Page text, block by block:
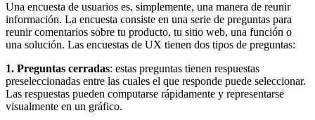
Una encuesta de usuarios es, simplemente, una manera de reunir
información. La encuesta consiste en una serie de preguntas para
reunir comentarios sobre tu producto, tu sitio web, una función o
una solución. Las encuestas de UX tienen dos tipos de preguntas:
1. Preguntas cerradas: estas preguntas tienen respuestas
preseleccionadas entre las cuales el que responde puede seleccionar.
Las respuestas pueden computarse rápidamente y representarse
visualmente en un gráfico.